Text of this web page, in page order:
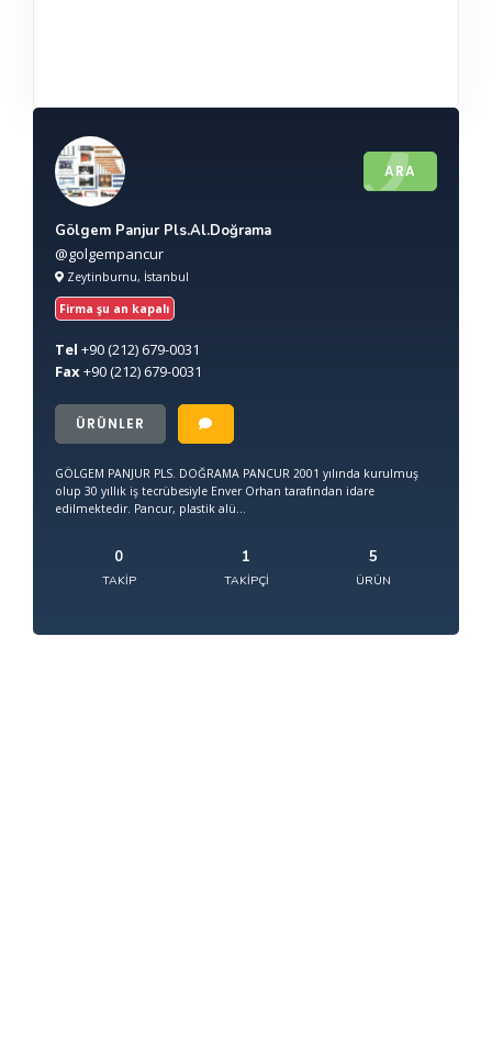
ARA
Gölgem Panjur Pls.Al.Doğrama
@golgempancur
Zeytinburnu, İstanbul
Firma şu an kapalı
Tel +90(212) 679-0031
Fax+90(212) 679-0031
ÜRÜNLER
GÖLGEM PANJUR PLS. DOĞRAMA PANCUR 2001 yılında kurulmuş
olup 30 yıllık iş tecrübesiyle Enver Orhan tarafından idare
edilmektedir. Pancur, plastik alü...
0
TAKIP
1
TAKIPÇI
5
ÜRÜN